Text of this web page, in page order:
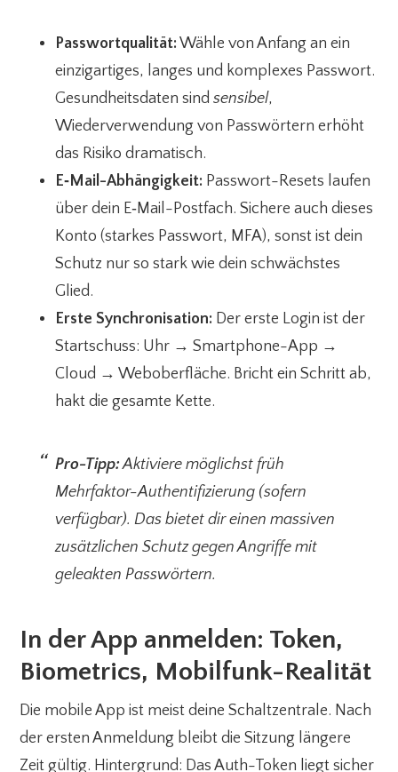
Passwortqualität: Wähle von Anfang an ein
einzigartiges, langes und komplexes Passwort.
Gesundheitsdaten sindsensibel,
Wiederverwendung von Passwörtern erhöht
das Risiko dramatisch.
E‑Mail-Abhängigkeit: Passwort-Resets laufen
über dein E‑Mail-Postfach. Sichere auch dieses
Konto (starkes Passwort, MFA), sonst ist dein
Schutz nur so stark wie dein schwächstes
Glied.
Erste Synchronisation: Der erste Login ist der
Startschuss: Uhr → Smartphone-App →
Cloud → Weboberfläche. Bricht ein Schritt ab,
hakt die gesamte Kette.
Pro-Tipp:Aktiviere möglichst früh
Mehrfaktor-Authentifizierung (sofern
verfügbar). Das bietet dir einen massiven
zusätzlichen Schutz gegen Angriffe mit
geleakten Passwörtern.
In der App anmelden: Token,
Biometrics, Mobilfunk-Realität
Die mobile App ist meist deine Schaltzentrale. Nach
der ersten Anmeldung bleibt die Sitzung längere
Zeit gültig. Hintergrund: Das Auth-Token liegt sicher